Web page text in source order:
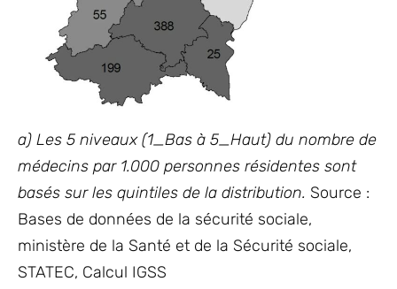
a) Les 5 niveaux (1_Bas à 5_Haut) du nombre de
médecins par 1.000 personnes résidentes sont
basés sur les quintiles de la distribution. Source :
Bases de données de la sécurité sociale,
ministère de la Santé et de la Sécurité sociale,
STATEC, Calcul IGSS